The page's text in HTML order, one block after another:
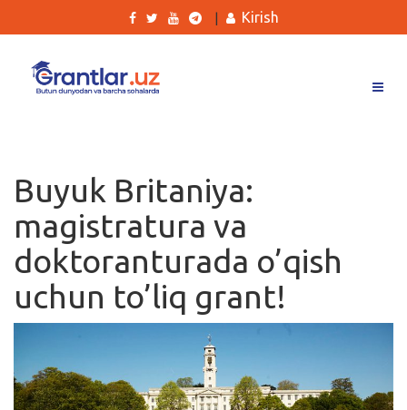
Ishlar
Kurslar
Blog
Yana
Qidirish
Kirish
Buyuk Britaniya:
magistratura va
doktoranturada o’qish
uchun to’liq grant!